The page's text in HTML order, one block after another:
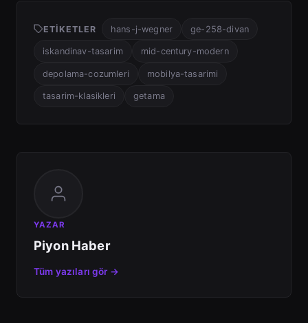
ETIKETLER hans-j-wegner ge-258-divan
iskandinav-tasarim mid-century-modern
depolama-cozumleri mobilya-tasarimi
tasarim-klasikleri getama
YAZAR
Piyon Haber
Tüm yazıları gör →